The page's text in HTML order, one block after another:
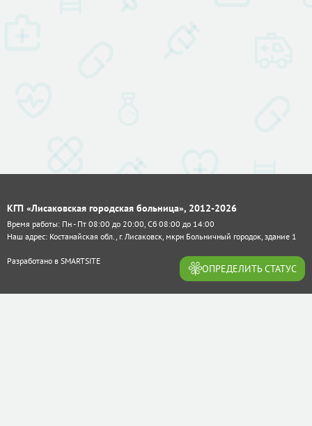
КГП «Лисаковская городская больница», 2012-2026
Время работы: Пн - Пт 08:00 до 20:00, Сб 08:00 до 14:00
Наш адрес: Костанайская обл., г. Лисаковск, мкрн Больничный городок, здание 1
Разработано в SMARTSITE
ОПРЕДЕЛИТЬ СТАТУС